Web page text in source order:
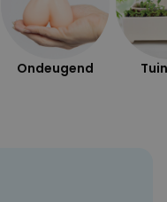
Ondeugend
OVERIGE